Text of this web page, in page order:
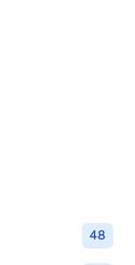
48